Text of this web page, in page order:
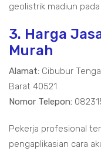
geolistrik madiun
3. Harga
Murah
Alamat: Cibubur
Barat 40521
Nomor Telepon:
Pekerja profesional
pengaplikasian cara